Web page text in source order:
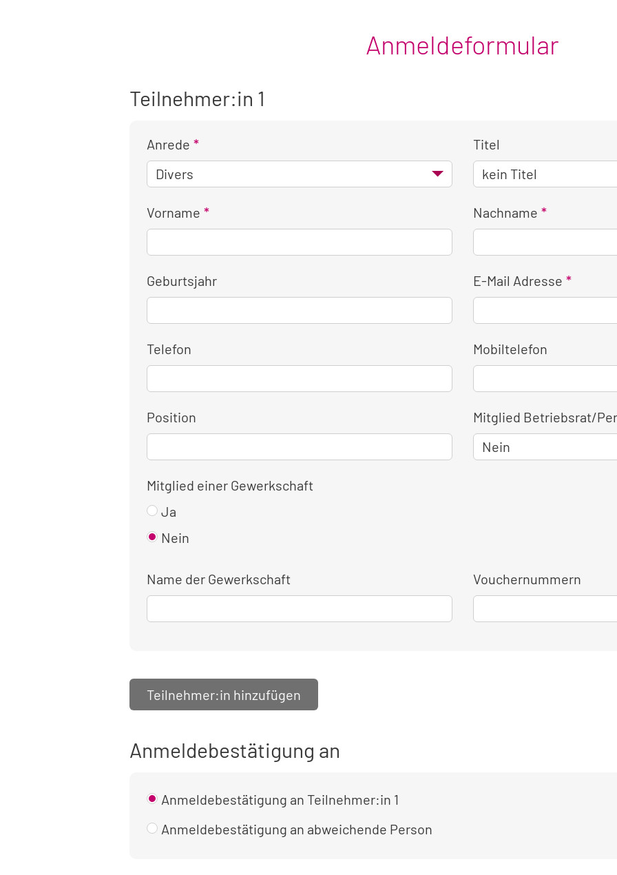
Anmeldeformular
Teilnehmer:in 1
Anrede Titel
Vorname Nachname
Geburtsjahr E-Mail Adresse
Telefon Mobiltelefon
Position Mitglied Betriebsrat/
Mitglied einer Gewerkschaft
Ja
Nein
Name der Gewerkschaft Vouchernummern
Teilnehmer:in hinzufügen
Anmeldebestätigung an
Anmeldebestätigung an Teilnehmer:in 1
Anmeldebestätigung an abweichende Person